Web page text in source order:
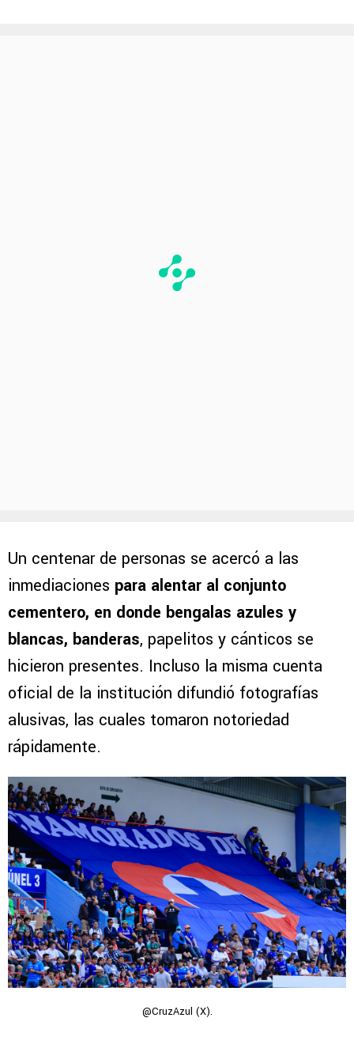
Un centenar de personas se acercó a las
inmediaciones para alentar al conjunto
cementero, en donde bengalas azules y
blancas, banderas, papelitos y cánticos se
hicieron presentes. Incluso la misma cuenta
oficial de la institución difundió fotografías
alusivas, las cuales tomaron notoriedad
rápidamente.
@CruzAzul (X).